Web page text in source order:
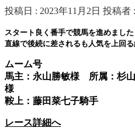
投稿日 : 2023年11月2日 投稿者 :
スタート良く番手で競馬を進めました
直線で後続に差されるも人気を上回る
ムーム号
馬主：永山勝敏様 所属：杉
様
鞍上：藤田菜七子騎手
レース詳細へ